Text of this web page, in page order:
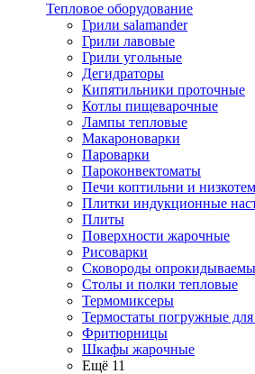
Тепловое оборудование
Грили salamander
Грили лавовые
Грили угольные
Дегидраторы
Кипятильники проточные
Котлы пищеварочные
Лампы тепловые
Макароноварки
Пароварки
Пароконвектоматы
Печи коптильни и
Плитки индукционные
Плиты
Поверхности жарочные
Рисоварки
Сковороды
Столы и полки тепловые
Термомиксеры
Термостаты погружные
Фритюрницы
Шкафы жарочные
Ещё 11